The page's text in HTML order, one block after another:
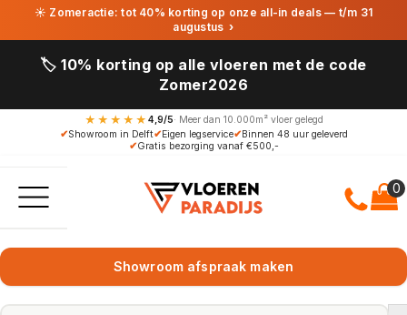
☀ Zomeractie: tot 40% korting op onze all-in deals — t/m 31
augustus ›
🏷️ 10% korting op alle vloeren met de code
Zomer2026
★★★★★ 4,9/5· Meer dan 10.000m² vloer gelegd
✔Showroom in Delft✔Eigen legservice✔Binnen 48 uur geleverd
✔Gratis bezorging vanaf €500,-
Showroom afspraak maken